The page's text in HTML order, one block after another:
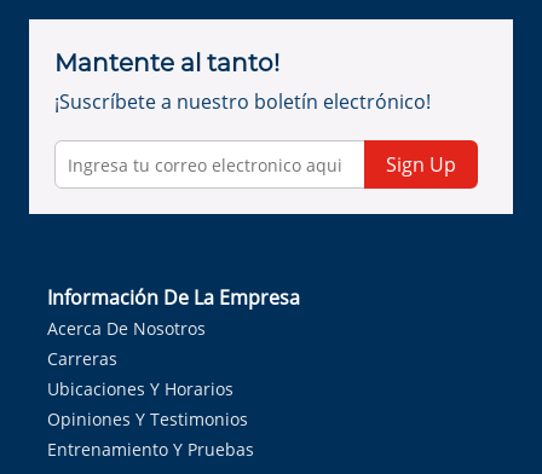
Mantente al tanto!
¡Suscríbete a nuestro boletín electrónico!
Sign Up
Información De La Empresa
Acerca De Nosotros
Carreras
Ubicaciones Y Horarios
Opiniones Y Testimonios
Entrenamiento Y Pruebas